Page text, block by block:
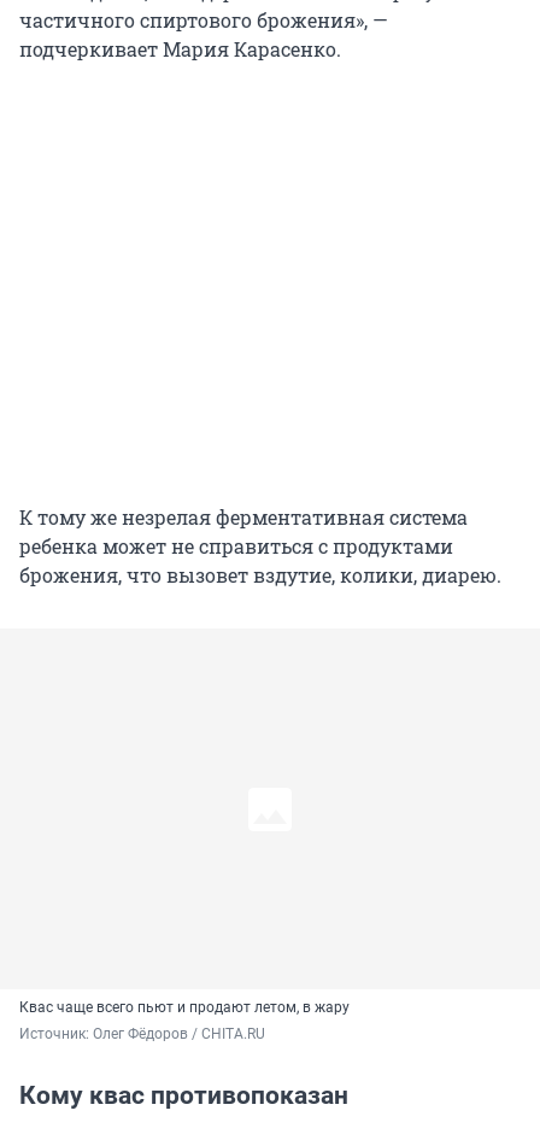
частичного спиртового брожения», —
подчеркивает Мария Карасенко.
К тому же незрелая ферментативная система
ребенка может не справиться с продуктами
брожения, что вызовет вздутие, колики, диарею.
Квас чаще всего пьют и продают летом, в жару
Источник: Олег Фёдоров / CHITA.RU
Кому квас противопоказан